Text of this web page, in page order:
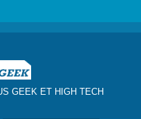
GEEK ET HIGH TECH